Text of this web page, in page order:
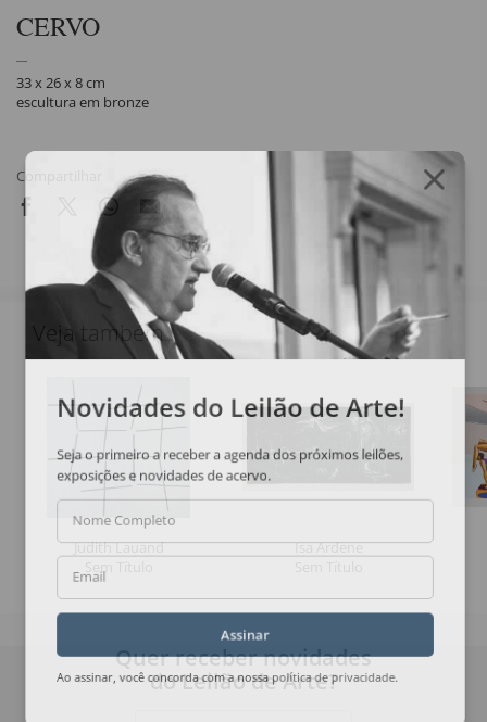
CERVO
33 x 26 x 8 cm
escultura em bronze
Compartilhar
Veja também
Judith Lauand
Sem Título
Isa Ardene
Novidades do Leilão de Arte!
Seja o primeiro a receber a agenda dos próximos leilões,
exposições e novidades de acervo.
Nome Completo
Email
Assinar
Ao assinar, você concorda com a nossapolítica de privacidade
Quer receber novidades
do Leilão de Arte?